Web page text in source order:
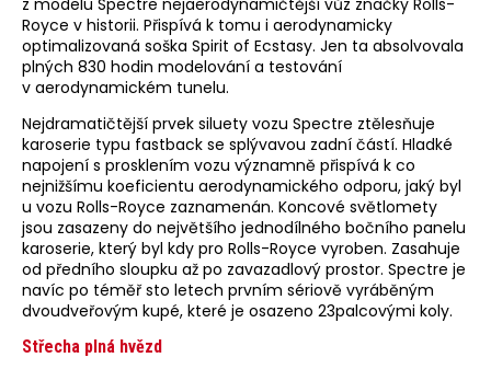
z modelu Spectre nejaerodynamičtější vůz značky Rolls-
Royce v historii. Přispívá k tomu i aerodynamicky
optimalizovaná soška Spirit of Ecstasy. Jen ta absolvovala
plných 830 hodin modelování a testování
v aerodynamickém tunelu.
Nejdramatičtější prvek siluety vozu Spectre ztělesňuje
karoserie typu fastback se splývavou zadní částí. Hladké
napojení s prosklením vozu významně přispívá k co
nejnižšímu koeficientu aerodynamického odporu, jaký byl
u vozu Rolls-Royce zaznamenán. Koncové světlomety
jsou zasazeny do největšího jednodílného bočního panelu
karoserie, který byl kdy pro Rolls-Royce vyroben. Zasahuje
od předního sloupku až po zavazadlový prostor. Spectre je
navíc po téměř sto letech prvním sériově vyráběným
dvoudveřovým kupé, které je osazeno 23palcovými koly.
Střecha plná hvězd